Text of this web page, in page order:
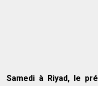
Samedi à Riyad, le